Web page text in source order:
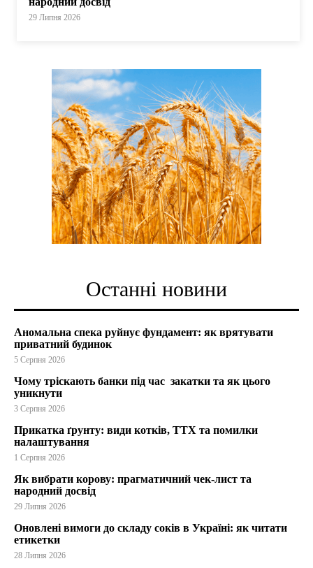
29 Липня 2026
Останні новини
Аномальна спека руйнує фундамент: як врятувати
приватний будинок
5 Серпня 2026
Чому тріскають банки під час закатки та як цього
уникнути
3 Серпня 2026
Прикатка ґрунту: види котків, ТТХ та помилки
налаштування
1 Серпня 2026
Як вибрати корову: прагматичний чек-лист та
народний досвід
29 Липня 2026
Оновлені вимоги до складу соків в Україні: як читати
етикетки
28 Липня 2026